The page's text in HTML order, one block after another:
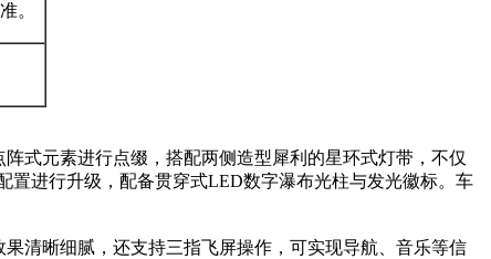
。
式元素进行点缀，搭配两侧造型犀利的星环式灯带，不仅
进行升级，配备贯穿式LED数字瀑布光柱与发光徽标。车
清晰细腻，还支持三指飞屏操作，可实现导航、音乐等信